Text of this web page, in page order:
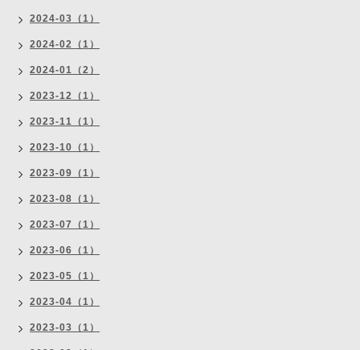
2024-03（1）
2024-02（1）
2024-01（2）
2023-12（1）
2023-11（1）
2023-10（1）
2023-09（1）
2023-08（1）
2023-07（1）
2023-06（1）
2023-05（1）
2023-04（1）
2023-03（1）